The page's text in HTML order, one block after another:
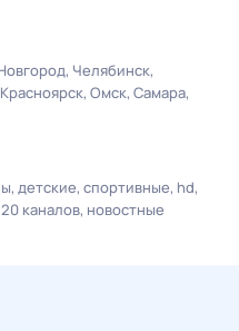
Челябинск
Красноярск Омск Самара
детские спортивные hd
20 каналов новостные